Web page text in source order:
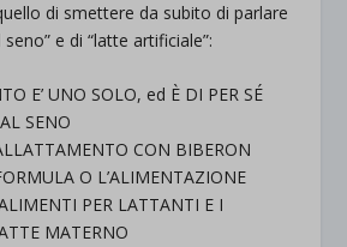
di smettere da subito di parlare
e di “latte artificiale”:
E’ UNO SOLO, ed È DI PER SÉ
SENO
CON BIBERON
O L’ALIMENTAZIONE
PER LATTANTI E I
MATERNO